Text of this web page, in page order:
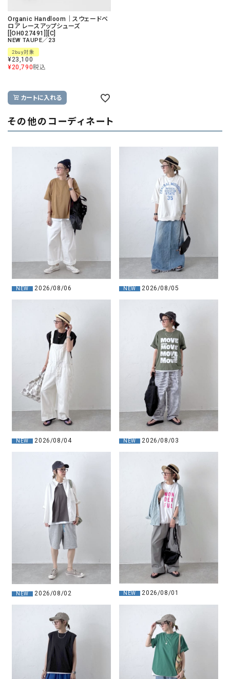
Organic Handloom｜スウェードベ
ロア レースアップシューズ
[[OH027491]][C]
NEW TAUPE／23
2buy対象
¥23,100
¥20,790税込
カートに入れる
その他のコーディネート
NEW 2026/08/06 NEW 2026/08/05
NEW 2026/08/04 NEW 2026/08/03
NEW 2026/08/02 NEW 2026/08/01